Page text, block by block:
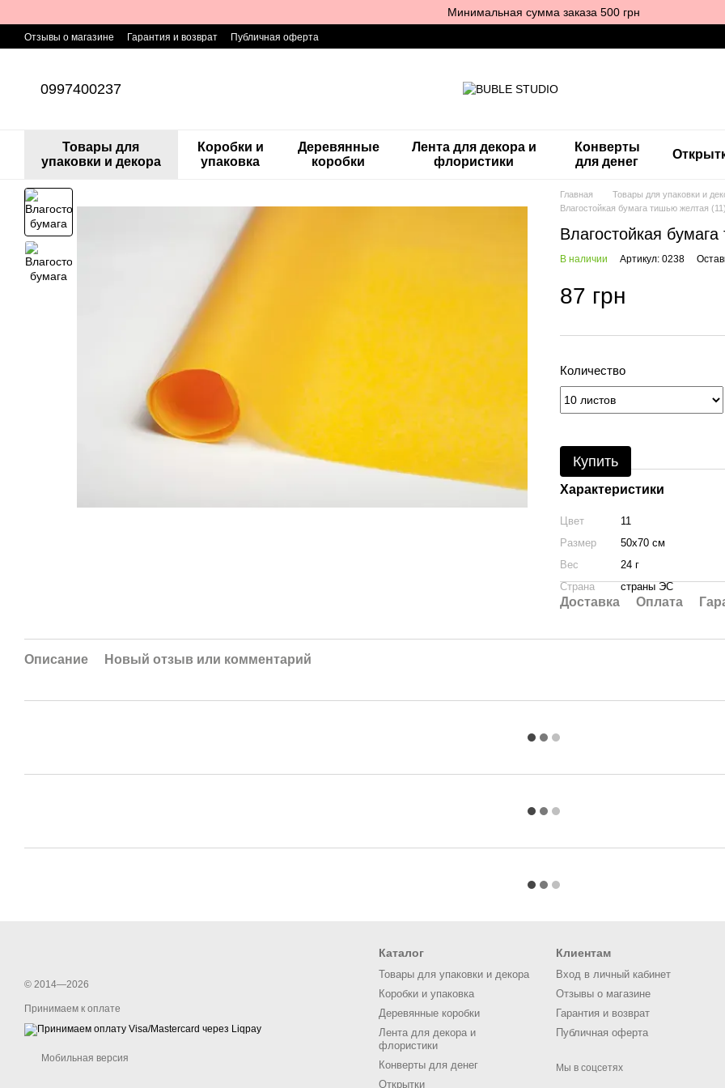
Минимальная сумма заказа 500 грн
Отзывы о магазине Гарантия и возврат Публичная оферта
0997400237
Товары для
упаковки и декора
Коробки и
упаковка
Деревянные
коробки
Лента для декора и
флористики
Конверты
для денег
Главная Товары для упаковки и
Влагостойкая бумага тишью желтая
Влагостойкая
В наличии Артикул: 0238
87 грн
Количество
Купить
Характеристики
Цвет
11
Размер
50х70 см
Вес
24 г
Страна
страны ЭС
Доставка Оплата
Описание Новый отзыв или комментарий
© 2014—2026
Принимаем к оплате
Мобильная версия
Каталог
Товары для упаковки и декора
Коробки и упаковка
Деревянные коробки
Лента для декора и
флористики
Конверты для денег
Открытки
Клиентам
Вход в личный кабинет
Отзывы о магазине
Гарантия и возврат
Публичная оферта
Мы в соцсетях